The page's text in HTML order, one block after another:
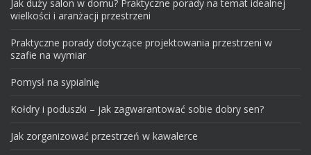
Jak duży salon w domu? Praktyczne porady na temat idealnej
wielkości i aranżacji przestrzeni
Praktyczne porady dotyczące projektowania przestrzeni w
szafie na wymiar
Pomysł na sypialnię
Kołdry i poduszki – jak zagwarantować sobie dobry sen?
Jak zorganizować przestrzeń w kawalerce